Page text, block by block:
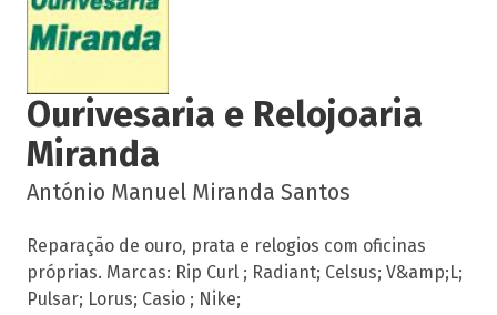
Ourivesaria e Relojoaria
Miranda
António Manuel Miranda Santos
Reparação de ouro, prata e relogios com oficinas
próprias. Marcas: Rip Curl ; Radiant; Celsus; V&amp;L;
Pulsar; Lorus; Casio ; Nike;